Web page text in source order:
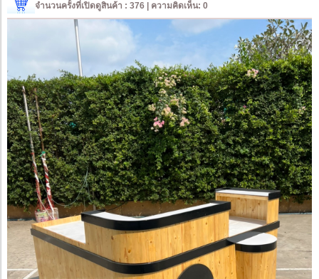
จำนวนครั้งที่เปิดดูสินค้า : 376 | ความคิดเห็น: 0